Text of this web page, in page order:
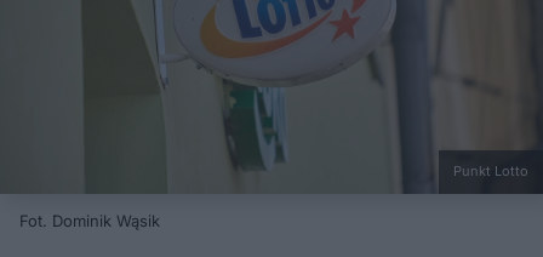
Punkt Lotto
Fot. Dominik Wąsik